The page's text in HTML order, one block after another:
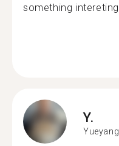
something
Y.
Yueyang